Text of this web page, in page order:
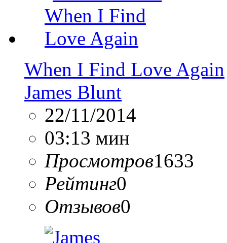
When I Find Love Again
James Blunt
22/11/2014
03:13 мин
Просмотров1633
Рейтинг0
Отзывов0